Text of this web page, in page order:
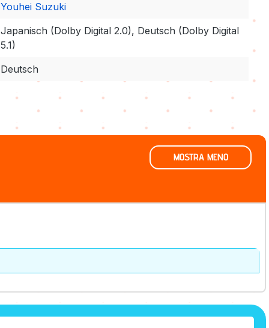
Youhei Suzuki
Japanisch (Dolby Digital 2.0), Deutsch (Dolby Digital
5.1)
Deutsch
MOSTRA MENO